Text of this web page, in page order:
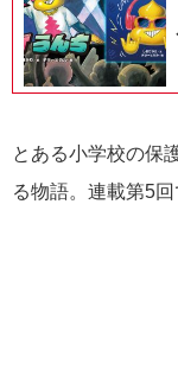
とある小学校の保
る物語。連載第5回